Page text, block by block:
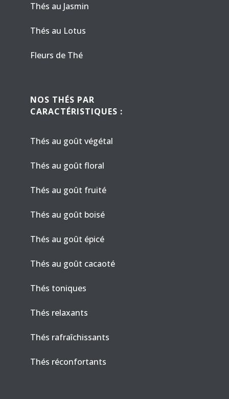
Thés au Jasmin
Thés au Lotus
Fleurs de Thé
NOS THÉS PAR
CARACTÉRISTIQUES :
Thés au goût végétal
Thés au goût floral
Thés au goût fruité
Thés au goût boisé
Thés au goût épicé
Thés au goût cacaoté
Thés toniques
Thés relaxants
Thés rafraîchissants
Thés réconfortants